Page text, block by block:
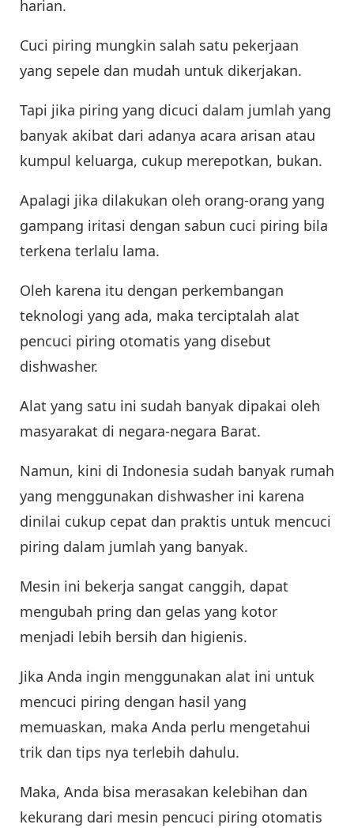
harian.
Cuci piring mungkin salah satu pekerjaan
yang sepele dan mudah untuk dikerjakan.
Tapi jika piring yang dicuci dalam jumlah yang
banyak akibat dari adanya acara arisan atau
kumpul keluarga, cukup merepotkan, bukan.
Apalagi jika dilakukan oleh orang-orang yang
gampang iritasi dengan sabun cuci piring bila
terkena terlalu lama.
Oleh karena itu dengan perkembangan
teknologi yang ada, maka terciptalah alat
pencuci piring otomatis yang disebut
dishwasher.
Alat yang satu ini sudah banyak dipakai oleh
masyarakat di negara-negara Barat.
Namun, kini di Indonesia sudah banyak rumah
yang menggunakan dishwasher ini karena
dinilai cukup cepat dan praktis untuk mencuci
piring dalam jumlah yang banyak.
Mesin ini bekerja sangat canggih, dapat
mengubah pring dan gelas yang kotor
menjadi lebih bersih dan higienis.
Jika Anda ingin menggunakan alat ini untuk
mencuci piring dengan hasil yang
memuaskan, maka Anda perlu mengetahui
trik dan tips nya terlebih dahulu.
Maka, Anda bisa merasakan kelebihan dan
kekurang dari mesin pencuci piring otomatis